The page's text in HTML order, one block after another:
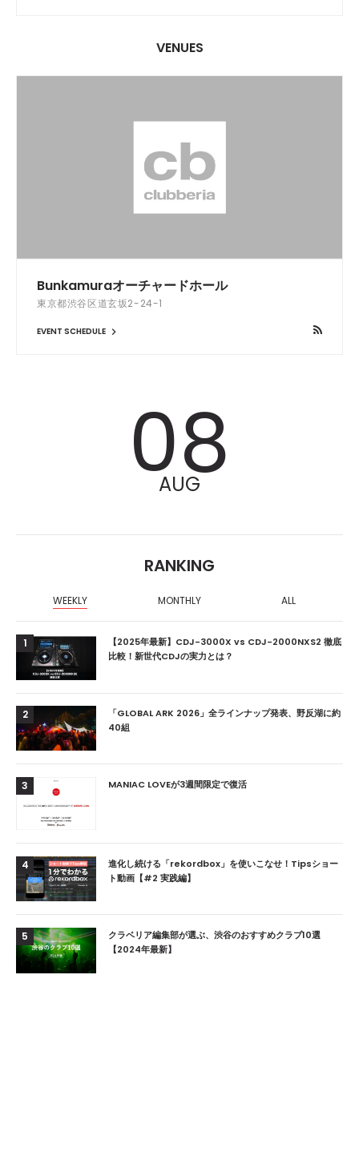
VENUES
Bunkamuraオーチャードホール
東京都渋谷区道玄坂2-24-1
EVENT SCHEDULE
08
AUG
RANKING
WEEKLY MONTHLY ALL
1
【2025年最新】CDJ-3000X vs CDJ-2000NXS2 徹底
比較！新世代CDJの実力とは？
2
「GLOBAL ARK 2026」全ラインナップ発表、野反湖に約
40組
3 MANIAC LOVEが3週間限定で復活
4
進化し続ける「rekordbox」を使いこなせ！Tipsショー
ト動画【#2 実践編】
5
クラベリア編集部が選ぶ、渋谷のおすすめクラブ10選
【2024年最新】